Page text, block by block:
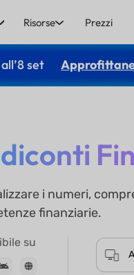
Risorse Prezzi
set
i numeri,
finanziarie.
su